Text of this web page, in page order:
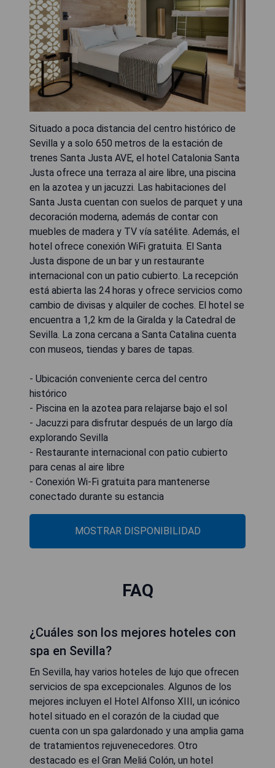
Situado a poca distancia del centro histórico de
Sevilla y a solo 650 metros de la estación de
trenes Santa Justa AVE, el hotel Catalonia Santa
Justa ofrece una terraza al aire libre, una piscina
en la azotea y un jacuzzi. Las habitaciones del
Santa Justa cuentan con suelos de parquet y una
decoración moderna, además de contar con
muebles de madera y TV vía satélite. Además, el
hotel ofrece conexión WiFi gratuita. El Santa
Justa dispone de un bar y un restaurante
internacional con un patio cubierto. La recepción
está abierta las 24 horas y ofrece servicios como
cambio de divisas y alquiler de coches. El hotel se
encuentra a 1,2 km de la Giralda y la Catedral de
Sevilla. La zona cercana a Santa Catalina cuenta
con museos, tiendas y bares de tapas.
- Ubicación conveniente cerca del centro
histórico
- Piscina en la azotea para relajarse bajo el sol
- Jacuzzi para disfrutar después de un largo día
explorando Sevilla
- Restaurante internacional con patio cubierto
para cenas al aire libre
- Conexión Wi-Fi gratuita para mantenerse
conectado durante su estancia
MOSTRAR DISPONIBILIDAD
FAQ
¿Cuáles son los mejores hoteles con
spa en Sevilla?
En Sevilla, hay varios hoteles de lujo que ofrecen
servicios de spa excepcionales. Algunos de los
mejores incluyen el Hotel Alfonso XIII, un icónico
hotel situado en el corazón de la ciudad que
cuenta con un spa galardonado y una amplia gama
de tratamientos rejuvenecedores. Otro
destacado es el Gran Meliá Colón, un hotel